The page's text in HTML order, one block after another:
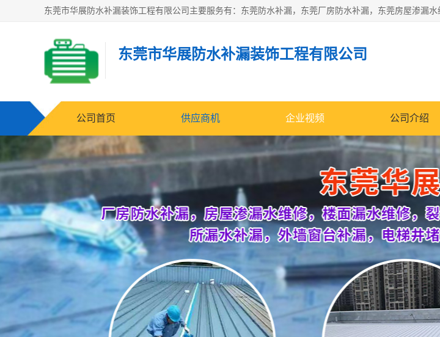
东莞市华展防水补漏装饰工程有限公司
公司首页 供应商机 企业视频 公司介绍